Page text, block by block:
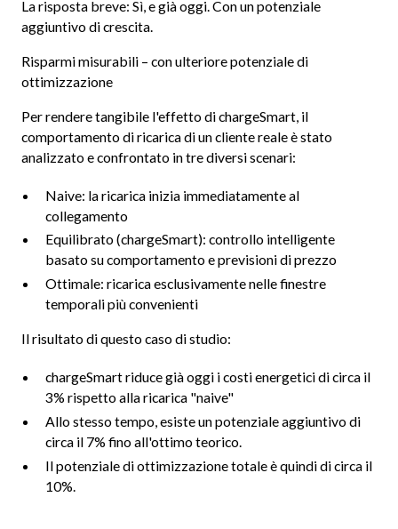
La risposta breve: Sì, e già oggi. Con un potenziale
aggiuntivo di crescita.
Risparmi misurabili – con ulteriore potenziale di
ottimizzazione
Per rendere tangibile l'effetto di chargeSmart, il
comportamento di ricarica di un cliente reale è stato
analizzato e confrontato in tre diversi scenari:
Naive: la ricarica inizia immediatamente al
collegamento
Equilibrato (chargeSmart): controllo intelligente
basato su comportamento e previsioni di prezzo
Ottimale: ricarica esclusivamente nelle finestre
temporali più convenienti
Il risultato di questo caso di studio:
chargeSmart riduce già oggi i costi energetici di circa il
3% rispetto alla ricarica "naive"
Allo stesso tempo, esiste un potenziale aggiuntivo di
circa il 7% fino all'ottimo teorico.
Il potenziale di ottimizzazione totale è quindi di circa il
10%.